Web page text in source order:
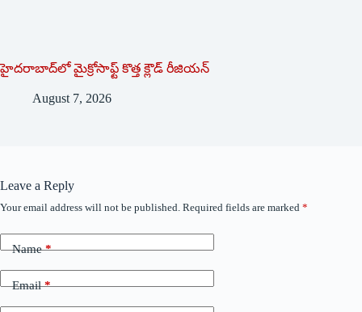
హైదరాబాద్‌లో మైక్రోసాఫ్ట్ ‌కొత్త క్లౌడ్‌ ‌రీజియన్‌
August 7, 2026
Leave a Reply
Your email address will not be published. Required fields are marked *
Name*
Email*